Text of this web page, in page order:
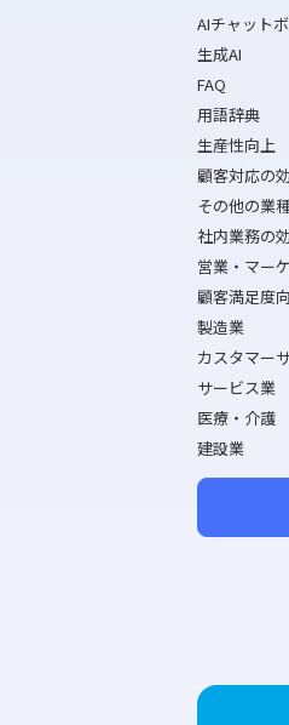
AIチャット
生成AI
FAQ
用語辞典
生産性向上
顧客対応の
その他の業
社内業務の
営業・マー
顧客満足度
製造業
カスタマー
サービス業
医療・介護
建設業